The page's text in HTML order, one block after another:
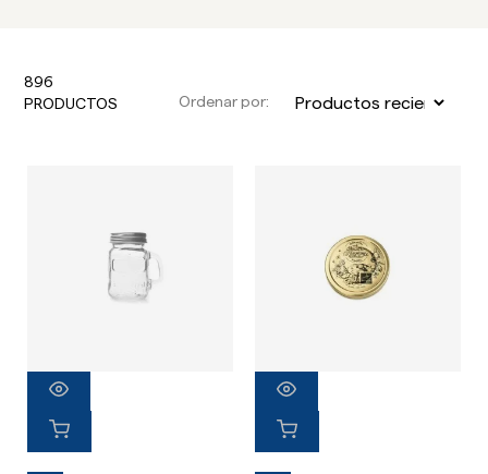
896
PRODUCTOS
Ordenar por: